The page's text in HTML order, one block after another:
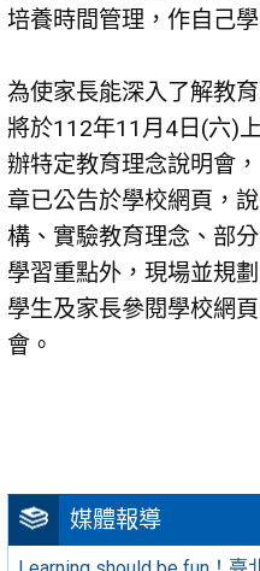
媒體報導
培養時間管理，作自己
為使家長能深入了解教
將於112年11月4日(六)
辦特定教育理念說明會
章已公告於學校網頁，
構、實驗教育理念、部
學習重點外，現場並規
學生及家長參閱學校網
會。